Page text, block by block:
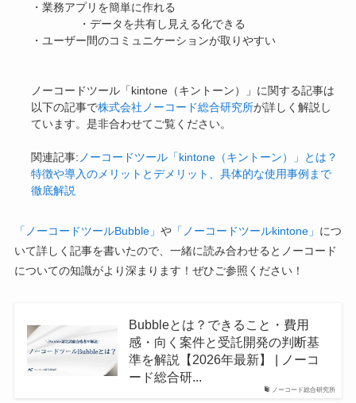
・業務アプリを簡単に作れる
・データを共有し見える化できる
・ユーザー間のコミュニケーションが取りやすい
ノーコードツール「kintone（キントーン）」に関する記事は
以下の記事で株式会社ノーコード総合研究所が詳しく解説し
ています。是非合わせてご覧ください。
関連記事: ノーコードツール「kintone（キントーン）」とは？
特徴や導入のメリットとデメリット、具体的な使用事例まで
徹底解説
「ノーコードツールBubble」 や「ノーコードツールkintone」 につ
いて詳しく記事を書いたので、一緒に読み合わせるとノーコード
についての知識がより深まります！ぜひご参照ください！
ノーコード総合研究所
Bubbleとは？できること・費用
感・向く案件と受託開発の判断基
準を解説【2026年最新】 | ノーコ
ード総合研...